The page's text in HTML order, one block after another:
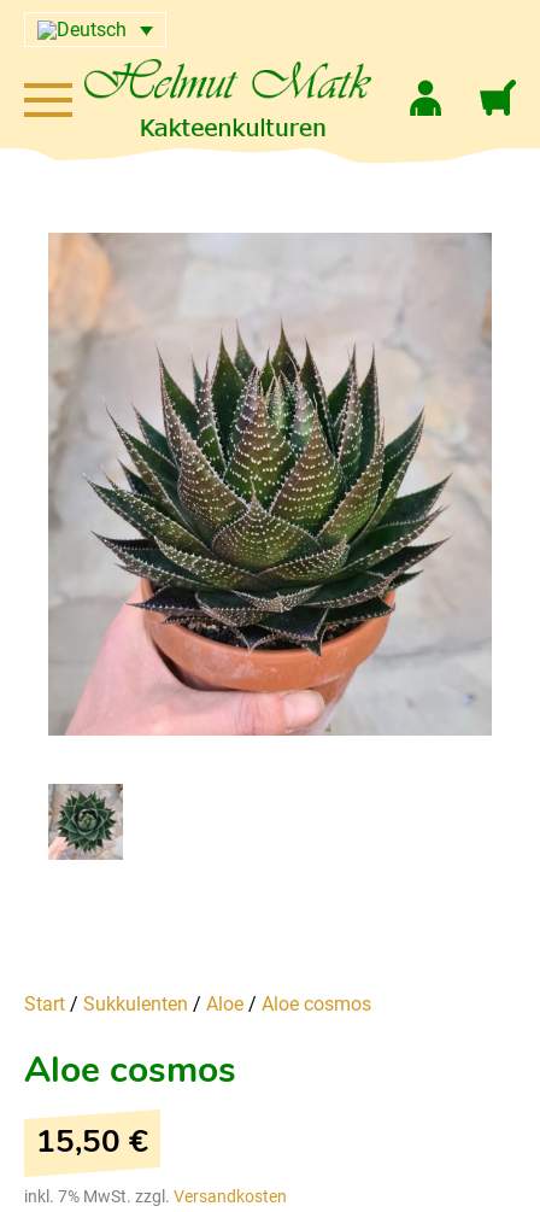
Start / Sukkulenten / Aloe / Aloe cosmos
Aloe cosmos
15,50 €
inkl. 7% MwSt. zzgl. Versandkosten